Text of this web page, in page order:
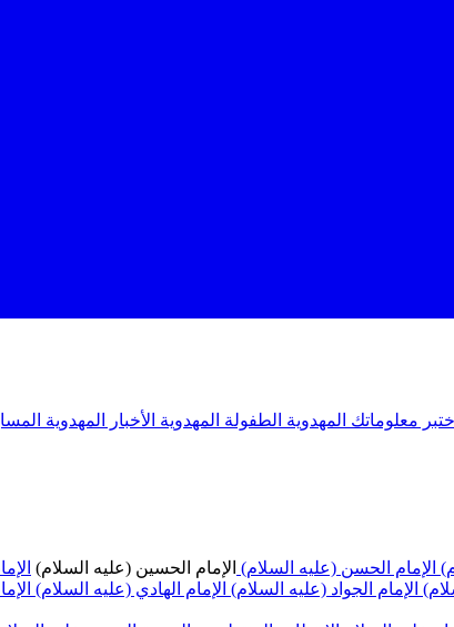
اختبر معلوماتك المهدوية الطفولة المهدوية الأخبار المهدوية
الإمام الحسن (عليه السلام) الإمام الحسين (عليه السلام)
الإمام الجواد (عليه السلام) الإمام الهادي (عليه السلام)